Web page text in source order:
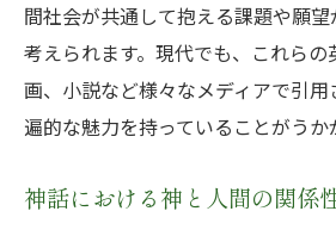
間社会が共通して抱える課題や願
考えられます。現代でも、これらの
画、小説など様々なメディアで引
遍的な魅力を持っていることがうか
神話における神と人間の関係